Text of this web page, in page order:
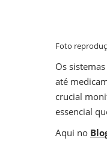
Foto
Os
até
crucial
essencial
Aqui no